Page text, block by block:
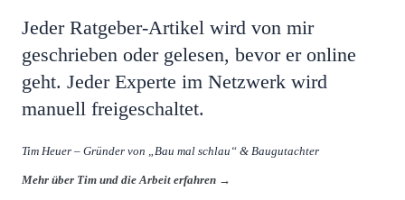
Jeder Ratgeber-Artikel wird von mir
geschrieben oder gelesen, bevor er online
geht. Jeder Experte im Netzwerk wird
manuell freigeschaltet.
Tim Heuer – Gründer von „Bau mal schlau“ & Baugutachter
Mehr über Tim und die Arbeit erfahren →